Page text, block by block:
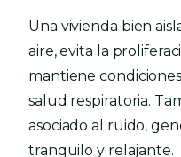
Una vivienda bien
aire, evita la
mantiene
salud respiratoria.
asociado al ruido,
tranquilo y relajante.